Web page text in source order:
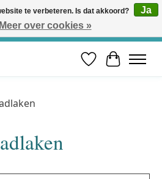
| Gratis verzending vanaf €50 | Professioneel slaapadvies
Verlanglijst
te verbeteren. Is dat akkoord?
Ja
Meer over cookies »